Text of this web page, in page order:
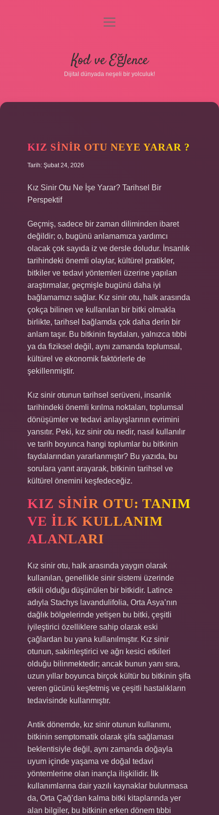
Gizlilik Politikası
Hakkımızda
menüyü
Kod ve Eğlence
Dijital dünyada neşeli bir yolculuk!
KIZ SINIR OTU NEYE YARAR ?
Tarih: Şubat 24, 2026
Kız Sinir Otu Ne İşe Yarar? Tarihsel Bir
Perspektif
Geçmiş, sadece bir zaman diliminden ibaret
değildir; o, bugünü anlamamıza yardımcı
olacak çok sayıda iz ve dersle doludur. İnsanlık
tarihindeki önemli olaylar, kültürel pratikler,
bitkiler ve tedavi yöntemleri üzerine yapılan
araştırmalar, geçmişle bugünü daha iyi
bağlamamızı sağlar. Kız sinir otu, halk arasında
çokça bilinen ve kullanılan bir bitki olmakla
birlikte, tarihsel bağlamda çok daha derin bir
anlam taşır. Bu bitkinin faydaları, yalnızca tıbbi
ya da fiziksel değil, aynı zamanda toplumsal,
kültürel ve ekonomik faktörlerle de
şekillenmiştir.
Kız sinir otunun tarihsel serüveni, insanlık
tarihindeki önemli kırılma noktaları, toplumsal
dönüşümler ve tedavi anlayışlarının evrimini
yansıtır. Peki, kız sinir otu nedir, nasıl kullanılır
ve tarih boyunca hangi toplumlar bu bitkinin
faydalarından yararlanmıştır? Bu yazıda, bu
sorulara yanıt arayarak, bitkinin tarihsel ve
kültürel önemini keşfedeceğiz.
KIZ SINIR OTU: TANIM
VE İLK KULLANIM
ALANLARI
Kız sinir otu, halk arasında yaygın olarak
kullanılan, genellikle sinir sistemi üzerinde
etkili olduğu düşünülen bir bitkidir. Latince
adıyla Stachys lavandulifolia, Orta Asya’nın
dağlık bölgelerinde yetişen bu bitki, çeşitli
iyileştirici özelliklere sahip olarak eski
çağlardan bu yana kullanılmıştır. Kız sinir
otunun, sakinleştirici ve ağrı kesici etkileri
olduğu bilinmektedir; ancak bunun yanı sıra,
uzun yıllar boyunca birçok kültür bu bitkinin şifa
veren gücünü keşfetmiş ve çeşitli hastalıkların
tedavisinde kullanmıştır.
Antik dönemde, kız sinir otunun kullanımı,
bitkinin semptomatik olarak şifa sağlaması
beklentisiyle değil, aynı zamanda doğayla
uyum içinde yaşama ve doğal tedavi
yöntemlerine olan inançla ilişkilidir. İlk
kullanımlarına dair yazılı kaynaklar bulunmasa
da, Orta Çağ’dan kalma bitki kitaplarında yer
alan bilgiler, bu bitkinin erken dönem tıbbi